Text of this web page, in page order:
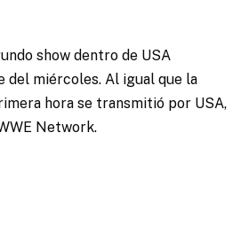
show dentro de USA
del miércoles. Al igual que la
hora se transmitió por USA,
Network.